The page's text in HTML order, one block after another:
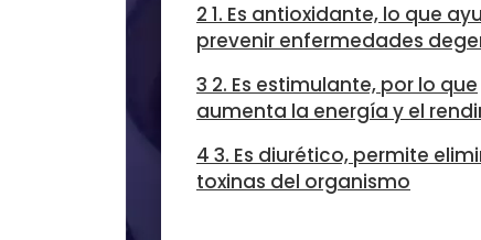
2 1. Es antioxidante, lo que
prevenir enfermedades
3 2. Es estimulante, por lo que
aumenta la energía y el
4 3. Es diurético, permite
toxinas del organismo